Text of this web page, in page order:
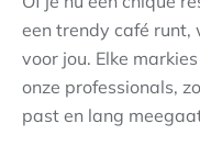
een trendy café runt,
voor jou. Elke
onze professionals,
past en lang